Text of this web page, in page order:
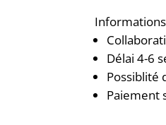
Délai 4-6
Possiblité
Paiement